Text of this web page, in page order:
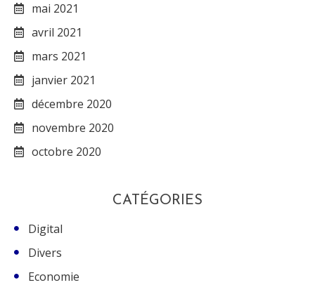
mai 2021
avril 2021
mars 2021
janvier 2021
décembre 2020
novembre 2020
octobre 2020
CATÉGORIES
Digital
Divers
Economie